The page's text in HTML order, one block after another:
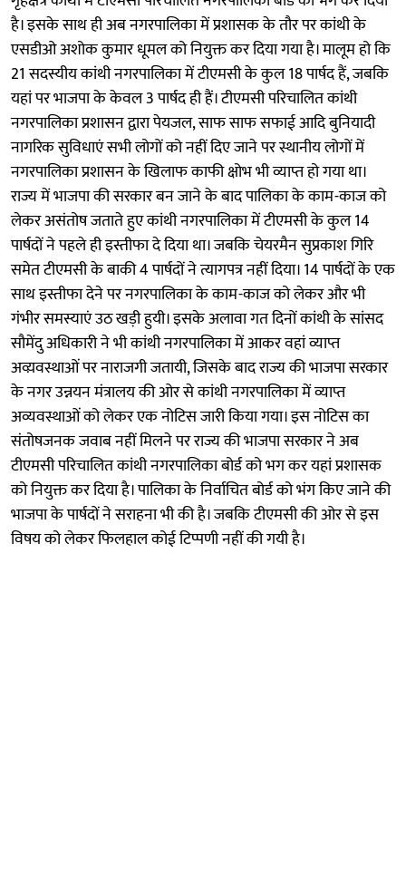
है। इसके साथ ही अब नगरपालिका में प्रशासक के तौर पर कांथी के
एसडीओ अशोक कुमार धूमल को नियुक्त कर दिया गया है। मालूम हो कि
21 सदस्यीय कांथी नगरपालिका में टीएमसी के कुल 18 पार्षद हैं, जबकि
यहां पर भाजपा के केवल 3 पार्षद ही हैं। टीएमसी परिचालित कांथी
नगरपालिका प्रशासन द्वारा पेयजल, साफ साफ सफाई आदि बुनियादी
नागरिक सुविधाएं सभी लोगों को नहीं दिए जाने पर स्थानीय लोगों में
नगरपालिका प्रशासन के खिलाफ काफी क्षोभ भी व्याप्त हो गया था।
राज्य में भाजपा की सरकार बन जाने के बाद पालिका के काम-काज को
लेकर असंतोष जताते हुए कांथी नगरपालिका में टीएमसी के कुल 14
पार्षदों ने पहले ही इस्तीफा दे दिया था। जबकि चेयरमैन सुप्रकाश गिरि
समेत टीएमसी के बाकी 4 पार्षदों ने त्यागपत्र नहीं दिया। 14 पार्षदों के एक
साथ इस्तीफा देने पर नगरपालिका के काम-काज को लेकर और भी
गंभीर समस्याएं उठ खड़ी हुयी। इसके अलावा गत दिनों कांथी के सांसद
सौमेंदु अधिकारी ने भी कांथी नगरपालिका में आकर वहां व्याप्त
अव्य़वस्थाओं पर नाराजगी जतायी, जिसके बाद राज्य की भाजपा सरकार
के नगर उन्नयन मंत्रालय की ओर से कांथी नगरपालिका में व्याप्त
अव्यवस्थाओं को लेकर एक नोटिस जारी किया गया। इस नोटिस का
संतोषजनक जवाब नहीं मिलने पर राज्य की भाजपा सरकार ने अब
टीएमसी परिचालित कांथी नगरपालिका बोर्ड को भग कर यहां प्रशासक
को नियुक्त कर दिया है। पालिका के निर्वाचित बोर्ड को भंग किए जाने की
भाजपा के पार्षदों ने सराहना भी की है। जबकि टीएमसी की ओर से इस
विषय को लेकर फिलहाल कोई टिप्पणी नहीं की गयी है।